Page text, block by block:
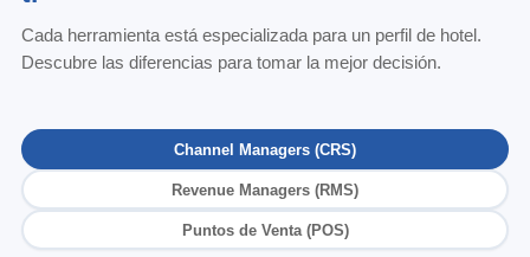
Cada herramienta está especializada para un perfil de hotel.
Descubre las diferencias para tomar la mejor decisión.
Channel Managers (CRS)
Revenue Managers (RMS)
Puntos de Venta (POS)